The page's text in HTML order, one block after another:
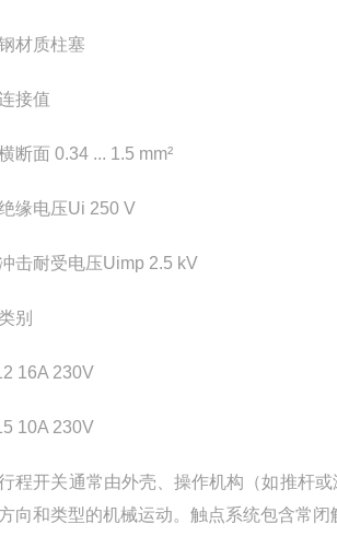
材质柱塞
接值
断面 0.34 ... 1.5 mm²
缘电压Ui 250 V
击耐受电压Uimp 2.5 kV
别
16A 230V
10A 230V
程开关通常由外壳、操作机构（如推杆
向和类型的机械运动。触点系统包含常